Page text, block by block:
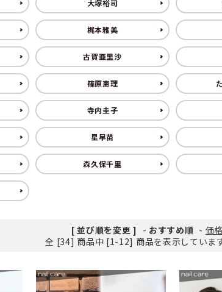
筋肉の疲れを取る
深爪になっている
爪が緑色になっている
爪が反る 爪が
空手
ヨガ・ピラティス
九州
大塚裕司
梶本雅美
古賀亜里沙
篠原恵理
寺内圭子
星早苗
森久保千里
[ 並び順を変更 ] - おすすめ順 - 価
全 [34] 商品中 [1-12] 商品を表示していま